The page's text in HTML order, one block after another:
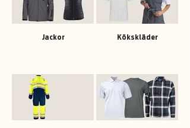
Jackor Kökskläder